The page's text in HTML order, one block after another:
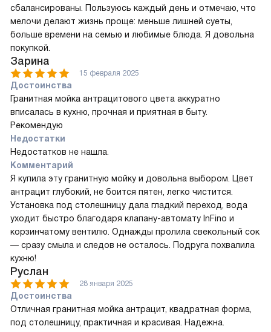
сбалансированы. Пользуюсь каждый день и отмечаю, что
мелочи делают жизнь проще: меньше лишней суеты,
больше времени на семью и любимые блюда. Я довольна
покупкой.
Зарина
15 февраля 2025
Достоинства
Гранитная мойка антрацитового цвета аккуратно
вписалась в кухню, прочная и приятная в быту.
Рекомендую
Недостатки
Недостатков не нашла.
Комментарий
Я купила эту гранитную мойку и довольна выбором. Цвет
антрацит глубокий, не боится пятен, легко чистится.
Установка под столешницу дала гладкий переход, вода
уходит быстро благодаря клапану-автомату InFino и
корзинчатому вентилю. Однажды пролила свекольный сок
— сразу смыла и следов не осталось. Подруга похвалила
кухню!
Руслан
28 января 2025
Достоинства
Отличная гранитная мойка антрацит, квадратная форма,
под столешницу, практичная и красивая. Надежна.